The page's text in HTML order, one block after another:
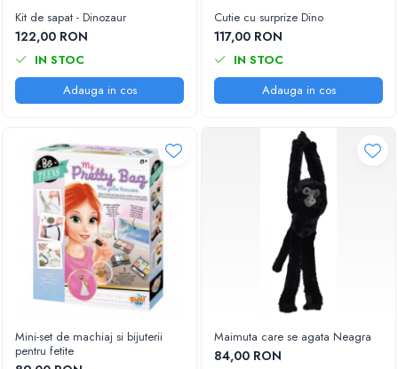
Kit de sapat - Dinozaur
122,00 RON
IN STOC
Adauga in cos
Cutie cu surprize Dino
117,00 RON
IN STOC
Adauga in cos
Mini-set de machiaj si bijuterii
pentru fetite
Maimuta care se agata Neagra
84,00 RON